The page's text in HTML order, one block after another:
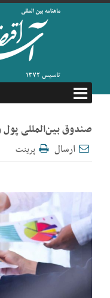
صندوق بین‌المللی پول
ارسال
پرینت